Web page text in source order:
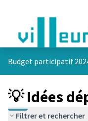
Budget participatif
💡 Idées
Filtrer et rechercher